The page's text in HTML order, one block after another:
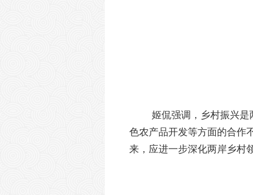
姬侃强调，乡村振兴
色农产品开发等方面的合作
来，应进一步深化两岸乡村